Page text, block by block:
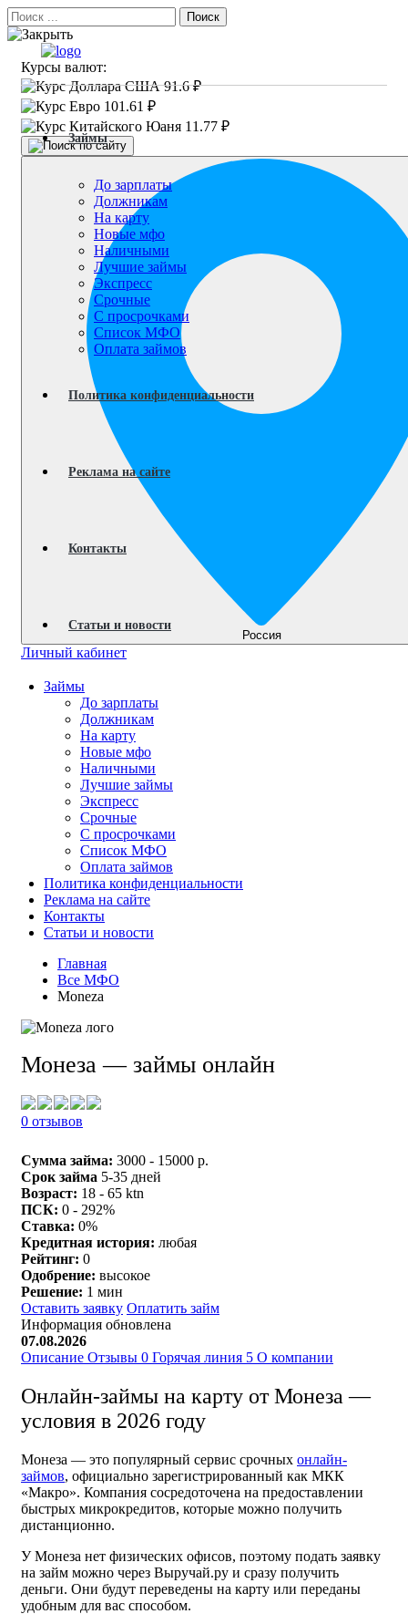
Поиск
Курсы валют:
91.6 ₽
101.61 ₽
11.77 ₽
Россия
Личный кабинет
Займы
До зарплаты
Должникам
На карту
Новые мфо
Наличными
Лучшие займы
Экспресс
Срочные
С просрочками
Список МФО
Оплата займов
Политика конфиденциальности
Реклама на сайте
Контакты
Статьи и новости
Займы
До зарплаты
Должникам
На карту
Новые мфо
Наличными
Лучшие займы
Экспресс
Срочные
С просрочками
Список МФО
Оплата займов
Политика конфиденциальности
Реклама на сайте
Контакты
Статьи и новости
Главная
Все МФО
Moneza
Монеза — займы онлайн
0 отзывов
Сумма займа: 3000 - 15000 р.
Срок займа 5-35 дней
Возраст: 18 - 65 ktn
ПСК: 0 - 292%
Ставка: 0%
Кредитная история: любая
Рейтинг: 0
Одобрение: высокое
Решение: 1 мин
Оставить заявку Оплатить займ
Информация обновлена
07.08.2026
Описание Отзывы 0 Горячая линия 5 О компании
Онлайн-займы на карту от Монеза —
условия в 2026 году
Монеза — это популярный сервис срочных онлайн-
займов, официально зарегистрированный как МКК
«Макро». Компания сосредоточена на предоставлении
быстрых микрокредитов, которые можно получить
дистанционно.
У Монеза нет физических офисов, поэтому подать заявку
на займ можно через Выручай.ру и сразу получить
деньги. Они будут переведены на карту или переданы
удобным для вас способом.